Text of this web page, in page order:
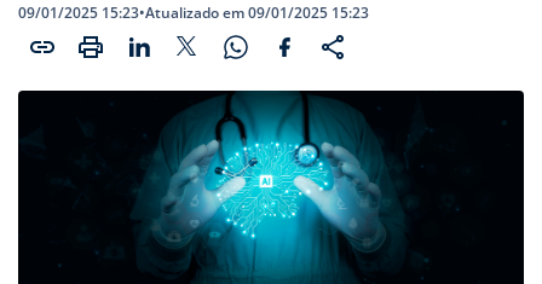
09/01/2025 15:23•Atualizado em 09/01/2025 15:23